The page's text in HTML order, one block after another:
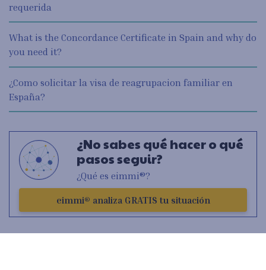
requerida
What is the Concordance Certificate in Spain and why do
you need it?
¿Como solicitar la visa de reagrupacion familiar en
España?
¿No sabes qué hacer o qué
pasos seguir?
¿Qué es eimmi®?
eimmi® analiza GRATIS tu situación